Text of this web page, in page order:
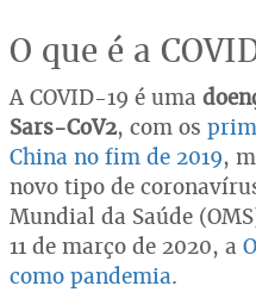
O que é a
A COVID-19 é uma
Sars-CoV2, com os
China no fim de 2019,
novo tipo de
Mundial da Saúde
11 de março de 2020, a
como pandemia.